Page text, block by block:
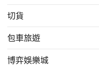
切貨
包車旅遊
博弈娛樂城